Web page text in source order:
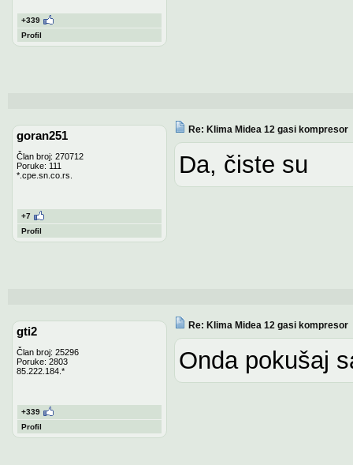
+339
Profil
goran251
Član broj: 270712
Poruke: 111
*.cpe.sn.co.rs.
+7
Profil
Re: Klima Midea 12 gasi kompresor
Da, čiste su
gti2
Član broj: 25296
Poruke: 2803
85.222.184.*
+339
Profil
Re: Klima Midea 12 gasi kompresor
Onda pokušaj